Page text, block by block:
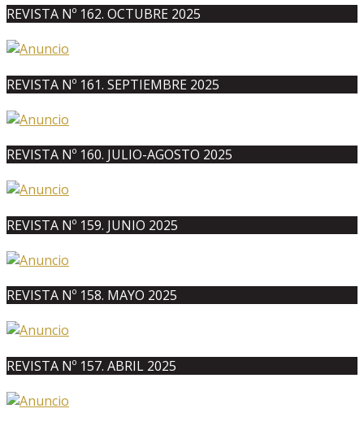
REVISTA Nº 162. OCTUBRE 2025
REVISTA Nº 161. SEPTIEMBRE 2025
REVISTA Nº 160. JULIO-AGOSTO 2025
REVISTA Nº 159. JUNIO 2025
REVISTA Nº 158. MAYO 2025
REVISTA Nº 157. ABRIL 2025